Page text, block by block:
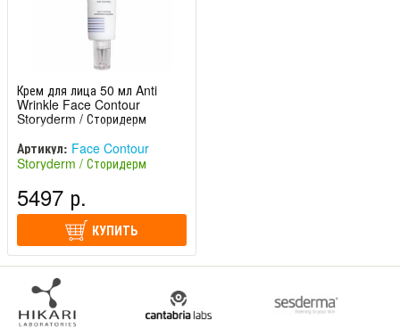
Крем для лица 50 мл Anti
Wrinkle Face Contour
Storyderm / Сторидерм
Артикул: Face Contour
Storyderm / Сторидерм
5497 р.
КУПИТЬ